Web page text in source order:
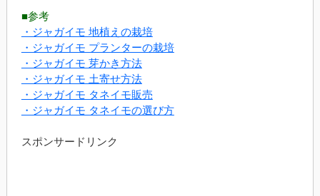
■参考
・ジャガイモ 地植えの栽培
・ジャガイモ プランターの栽培
・ジャガイモ 芽かき方法
・ジャガイモ 土寄せ方法
・ジャガイモ タネイモ販売
・ジャガイモ タネイモの選び方
スポンサードリンク